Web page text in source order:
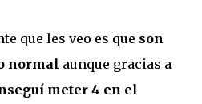
que les veo es que son
normal aunque gracias a
meter 4 en el